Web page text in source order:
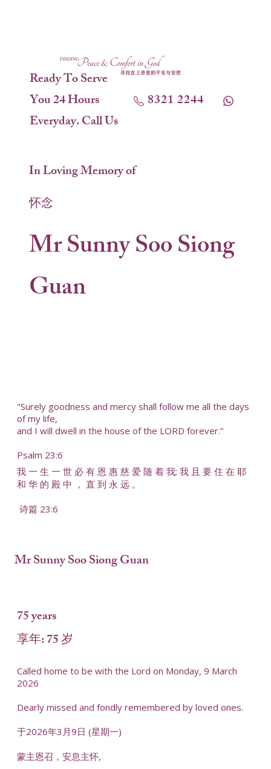
Ready To Serve
You 24 Hours
Everyday. Call Us
8321 2244
In Loving Memory of
怀念
Mr Sunny Soo Siong
Guan
"Surely goodness and mercy shall follow me all the days
of my life,
and I will dwell in the house of the LORD forever.”
Psalm 23:6
我 一 生 一 世 必 有 恩 惠 慈 爱 随 着 我; 我 且 要 住 在 耶
和 华 的 殿 中 ， 直 到 永 远 。
诗篇 23:6
Mr Sunny Soo Siong Guan
75 years
享年: 75 岁
Called home to be with the Lord on Monday, 9 March
2026
Dearly missed and fondly remembered by loved ones.
于2026年3月9日 (星期一)
蒙主恩召，安息主怀,